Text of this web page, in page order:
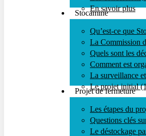
Appuyez sur Entrée pour
En savoir plus
Stocamine
Qu’est-ce que
La Commission
Quels sont les
Comment est
La surveillance
Le projet initial
Projet de fermeture
Les étapes du
Questions clés
Le déstockage